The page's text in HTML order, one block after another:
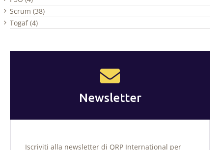
Scrum (38)
Togaf (4)
Newsletter
Iscriviti alla newsletter di QRP International per